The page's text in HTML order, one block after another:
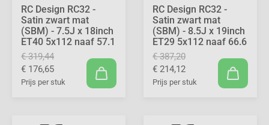
RC Design RC32 -
Satin zwart mat
(SBM) - 7.5J x 18inch
ET40 5x112 naaf 57.1
€ 319,44
€ 176,65
Prijs per stuk
RC Design RC32 -
Satin zwart mat
(SBM) - 8.5J x 19inch
ET29 5x112 naaf 66.6
€ 387,20
€ 214,12
Prijs per stuk